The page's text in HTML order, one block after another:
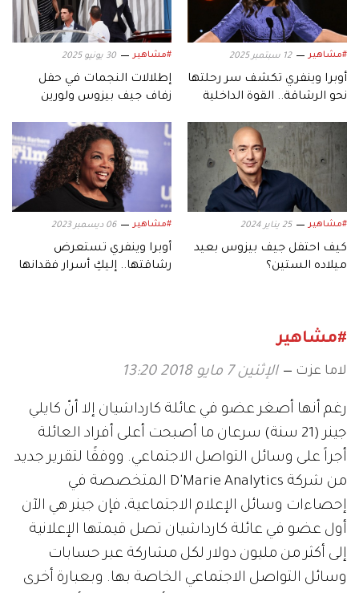
#مشاهير 12 سبتمبر 2025
أوبرا وينفري تكشف سر رحلتها
نحو الرشاقة.. القوة الداخلية
#مشاهير 30 يونيو 2025
إطلالات النجمات في حفل
زفاف جيف بيزوس ولورين
#مشاهير 25 يناير 2024
كيف احتفل جيف بيزوس بعيد
ميلاده الستين؟
#مشاهير 06 ديسمبر 2023
أوبرا وينفري تستعرض
رشاقتها.. إليكِ أسرار فقدانها
#مشاهير
لاما عزت الإثنين 7 مايو 2018 13:20
رغم أنها أصغر عضو في عائلة كارداشيان إلا أنّ كايلي
جينر (21 سنة) سرعان ما أصبحت أعلى أفراد العائلة
أجراً على وسائل التواصل الاجتماعي. ووفقًا لتقرير جديد
من شركة D'Marie Analytics المتخصصة في
إحصاءات وسائل الإعلام الاجتماعية، فإن جينر هي الآن
أول عضو في عائلة كارداشيان تصل قيمتها الإعلانية
إلى أكثر من مليون دولار لكل مشاركة عبر حسابات
وسائل التواصل الاجتماعي الخاصة بها. وبعبارة أخرى